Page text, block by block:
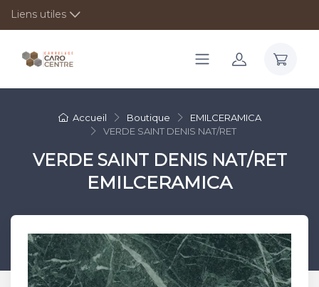
Liens utiles
Accueil Boutique
EMILCERAMICA
VERDE SAINT DENIS NAT/RET
VERDE SAINT DENIS NAT/RET
EMILCERAMICA